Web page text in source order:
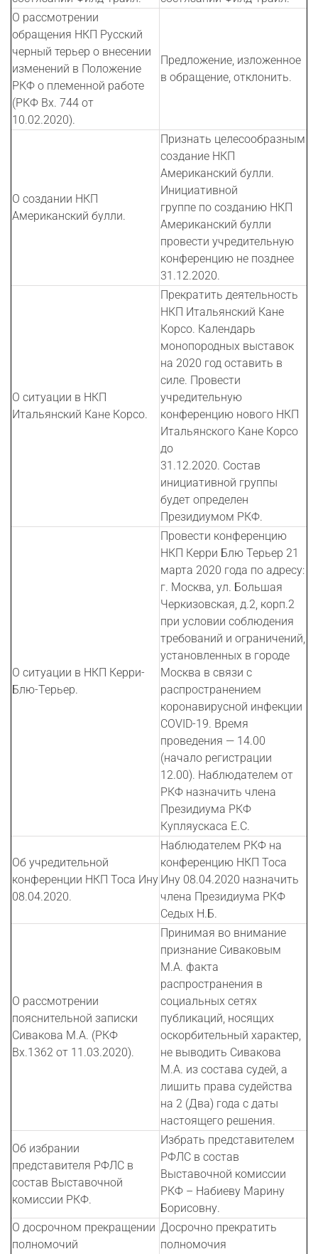
О рассмотрении
обращения НКП Русский
черный терьер о внесении
изменений в Положение
РКФ о племенной работе
(РКФ Вх. 744 от
10.02.2020).
Предложение, изложенное
в обращение, отклонить.
О создании НКП
Американский булли.
Признать целесообразным
создание НКП
Американский булли.
Инициативной
группе по созданию НКП
Американский булли
провести учредительную
конференцию не позднее
31.12.2020.
О ситуации в НКП
Итальянский Кане Корсо.
Прекратить деятельность
НКП Итальянский Кане
Корсо. Календарь
монопородных выставок
на 2020 год оставить в
силе. Провести
учредительную
конференцию нового НКП
Итальянского Кане Корсо
до
31.12.2020. Состав
инициативной группы
будет определен
Президиумом РКФ.
О ситуации в НКП Керри-
Блю-Терьер.
Провести конференцию
НКП Керри Блю Терьер 21
марта 2020 года по адресу:
г. Москва, ул. Большая
Черкизовская, д.2, корп.2
при условии соблюдения
требований и ограничений,
установленных в городе
Москва в связи с
распространением
коронавирусной инфекции
COVID-19. Время
проведения — 14.00
(начало регистрации
12.00). Наблюдателем от
РКФ назначить члена
Президиума РКФ
Купляускаса Е.С.
Об учредительной
конференции НКП Тоса Ину
08.04.2020.
Наблюдателем РКФ на
конференцию НКП Тоса
Ину 08.04.2020 назначить
члена Президиума РКФ
Седых Н.Б.
О рассмотрении
пояснительной записки
Сивакова М.А. (РКФ
Вх.1362 от 11.03.2020).
Принимая во внимание
признание Сиваковым
М.А. факта
распространения в
социальных сетях
публикаций, носящих
оскорбительный характер,
не выводить Сивакова
М.А. из состава судей, а
лишить права судейства
на 2 (Два) года с даты
настоящего решения.
Об избрании
представителя РФЛС в
состав Выставочной
комиссии РКФ.
Избрать представителем
РФЛС в состав
Выставочной комиссии
РКФ – Набиеву Марину
Борисовну.
О досрочном прекращении
полномочий
Досрочно прекратить
полномочия